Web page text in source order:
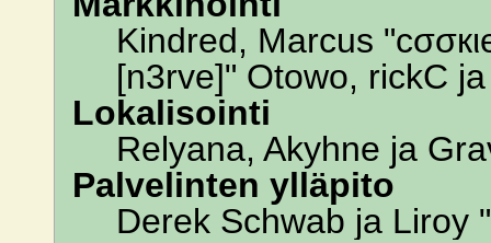
Kindred, Marcus
[n3rve]" Otowo, rickC
Lokalisointi
Relyana, Akyhne ja
Palvelinten ylläpito
Derek Schwab ja Liroy